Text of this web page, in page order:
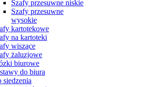
Szafy przesuwne niskie
Szafy przesuwne
wysokie
kartotekowe
na kartoteki
wiszące
żaluzjowe
biurowe
do biura
siedzenia